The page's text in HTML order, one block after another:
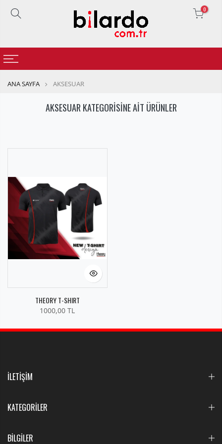
0
ANA SAYFA AKSESUAR
AKSESUAR KATEGORİSİNE AİT ÜRÜNLER
THEORY T-SHIRT
1000,00 TL
İLETİŞİM
KATEGORİLER
BİLGİLER